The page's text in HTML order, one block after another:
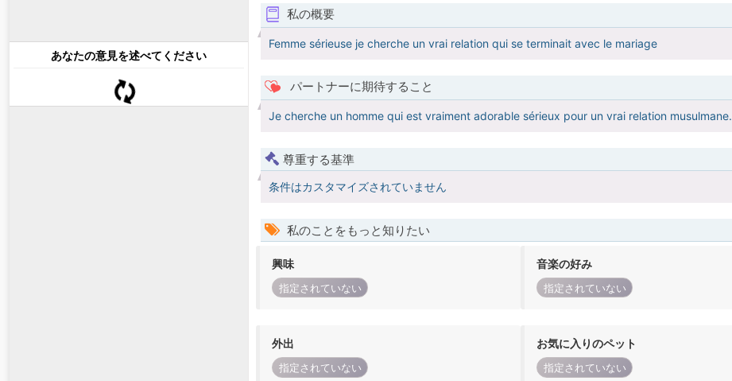
あなたの意見を述べてください
私の概要
Femme sérieuse je cherche un vrai relation qui se terminait avec le mariage
パートナーに期待すること
Je cherche un homme qui est vraiment adorable sérieux pour un vrai relation musulmane.
尊重する基準
条件はカスタマイズされていません
私のことをもっと知りたい
興味
指定されていない
音楽の好み
指定されていない
外出
指定されていない
お気に入りのペット
指定されていない